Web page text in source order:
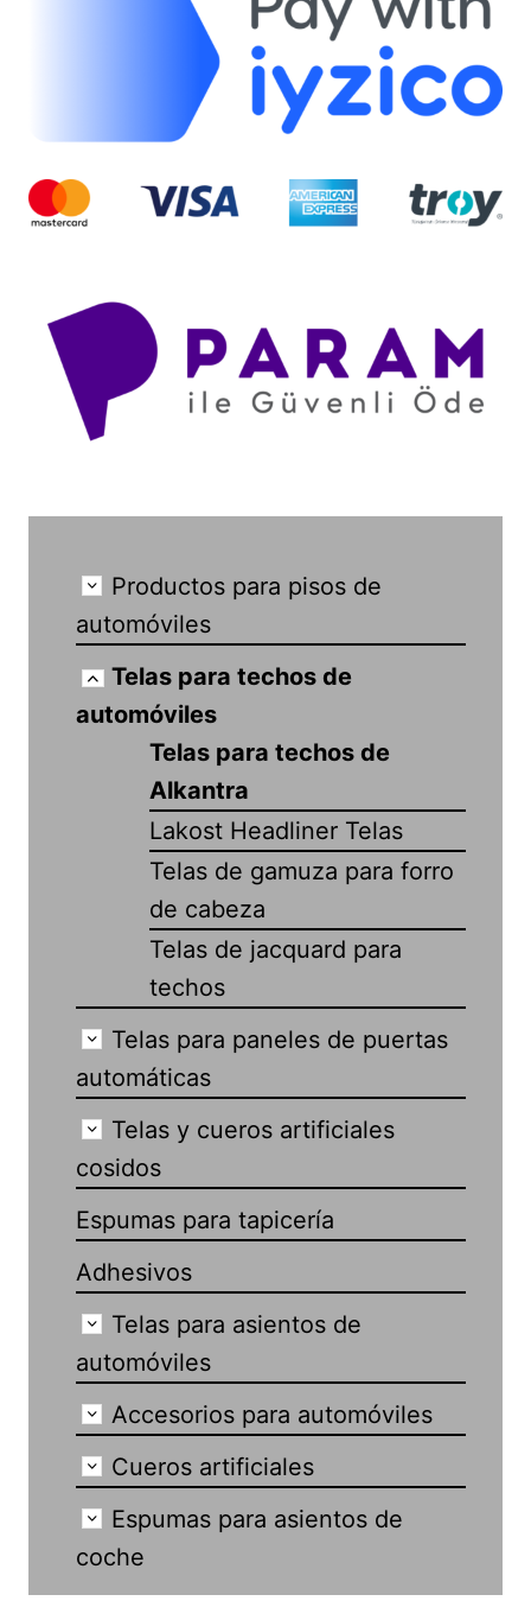
Productos para pisos de
automóviles
Telas para techos de
automóviles
Telas para techos de
Alkantra
Lakost Headliner Telas
Telas de gamuza para forro
de cabeza
Telas de jacquard para
techos
Telas para paneles de puertas
automáticas
Telas y cueros artificiales
cosidos
Espumas para tapicería
Adhesivos
Telas para asientos de
automóviles
Accesorios para automóviles
Cueros artificiales
Espumas para asientos de
coche